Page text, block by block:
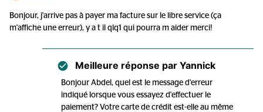
Bonjour, j'arrive pas à payer ma facture sur le libre service (ça
m'affiche une erreur), y a t il qlq1 qui pourra m aider merci!
Meilleure réponse par Yannick
Bonjour Abdel, quel est le message d'erreur
indiqué lorsque vous essayez d'effectuer le
paiement? Votre carte de crédit est-elle au même